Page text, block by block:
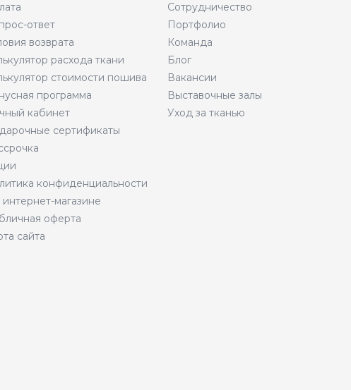
ответ
возврата
расхода ткани
стоимости пошива
программа
кабинет
сертификаты
конфиденциальности
магазине
оферта
сайта
Сотрудничество
Портфолио
Команда
Блог
Вакансии
Выставочные залы
Уход за тканью